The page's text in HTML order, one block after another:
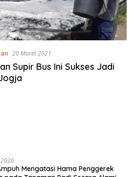
20 Maret 2021
Supir Bus Ini Sukses Jadi
Mengatasi Hama Penggerek